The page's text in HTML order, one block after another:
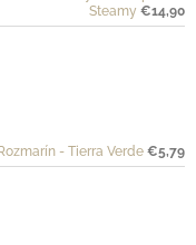
Steamy €14,90
- Tierra Verde €5,79